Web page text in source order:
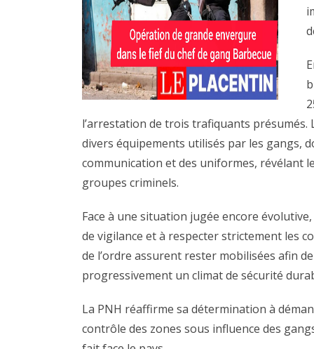
l’arrestation de trois trafiquants présumés.
divers équipements utilisés par les gangs,
communication et des uniformes, révélant
groupes criminels.
Face à une situation jugée encore
de vigilance et à respecter strictement les
de l’ordre assurent rester mobilisées afin
progressivement un climat de sécurité
La PNH réaffirme sa détermination à
contrôle des zones sous influence des